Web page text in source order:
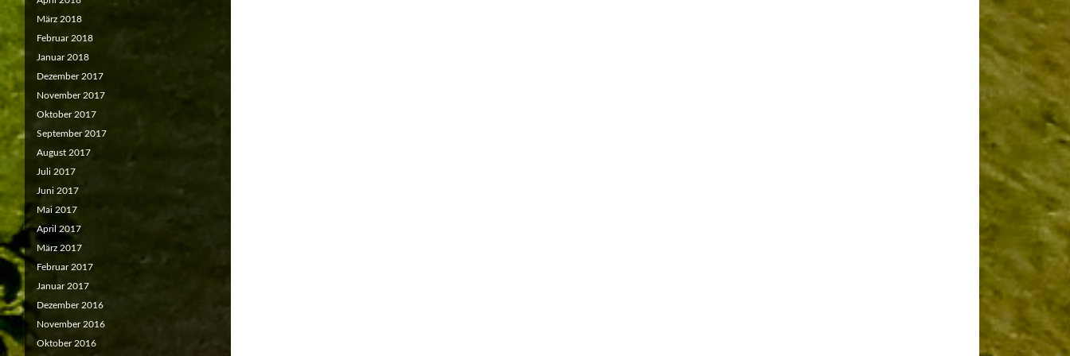
März 2018
Februar 2018
Januar 2018
Dezember 2017
November 2017
Oktober 2017
September 2017
August 2017
Juli 2017
Juni 2017
Mai 2017
April 2017
März 2017
Februar 2017
Januar 2017
Dezember 2016
November 2016
Oktober 2016